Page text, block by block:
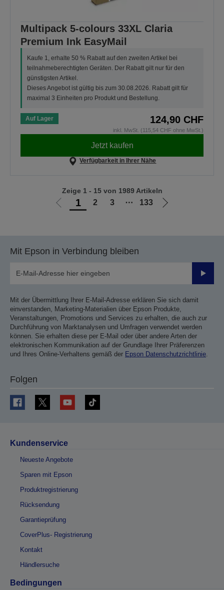
Multipack 5-colours 33XL Claria
Premium Ink EasyMail
Kaufe 1, erhalte 50 % Rabatt auf den zweiten Artikel bei
teilnahmeberechtigten Geräten. Der Rabatt gilt nur für den
günstigsten Artikel.
Dieses Angebot ist gültig bis zum 30.08.2026. Rabatt gilt für
maximal 3 Einheiten pro Produkt und Bestellung.
Auf Lager 124,90 CHF
inkl. MwSt. (115,54 CHF ohne MwSt.)
Jetzt kaufen
Verfügbarkeit in Ihrer Nähe
Zur
1 2 3 ⋯ 133
Zur
Zeige 1 - 15 von 1989 Artikeln
Mit Epson in Verbindung bleiben
Mit der Übermittlung Ihrer E-Mail-Adresse erklären Sie sich damit
einverstanden, Marketing-Materialien über Epson Produkte,
Veranstaltungen, Promotions und Services zu erhalten, die auch zur
Durchführung von Marktanalysen und Umfragen verwendet werden
können. Sie erhalten diese per E-Mail oder über andere Arten der
elektronischen Kommunikation auf der Grundlage Ihrer Präferenzen
und Ihres Online-Verhaltens gemäß der Epson Datenschutzrichtlinie.
Folgen
Kundenservice
Neueste Angebote
Sparen mit Epson
Produktregistrierung
Rücksendung
Garantieprüfung
CoverPlus- Registrierung
Kontakt
Händlersuche
Bedingungen